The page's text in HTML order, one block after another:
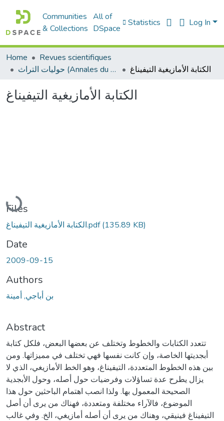
Communities
& Collections
All of
DSpace
Statistics Log In
Home
Revues scientifiques
حوليات التراث (Annales du patrimoine)
الكتابة الأمازيغية التيفيناغ
الكتابة الأمازيغية التيفيناغ
Loading...
Files
الكتابة الأمازيغية التيفيناغ.pdf(135.89 KB)
Date
2009-09-15
Authors
بن أباجي, أمينة
Abstract
تتعدد الكتابات والخطوط وتختلف عن بعضها البعض، فلكل كتابة
أبجديتها الخاصة، وإن كانت نفسها فهي تختلف في مميزاتها. ومن
بين هذه الخطوط المتعددة، التيفيناغ، وهو الخط الأمازيغي، الذي لا
يزال يطرح عدة تساؤلات وفرضيات حول أصله، وحول الأبجدية
الصحيحة المعمول بها. ولذا انصب اهتمام الباحثين حول هذا
الموضوع، فالآراء مختلفة ومتعددة، فهناك من يرى أن أصل
التيفيناغ فينيقي، وهناك من يرى أن أصله أمازيغي، الخ. وفي غالب